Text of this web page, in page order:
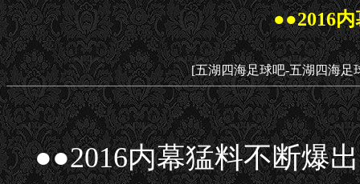
●●2016
[五湖四海足球吧-五湖四海足
●●2016内幕猛料不断爆